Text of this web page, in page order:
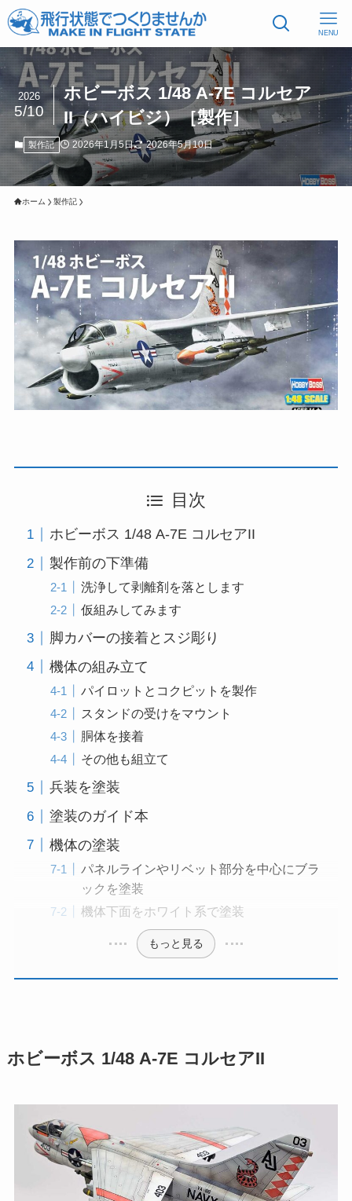
NENU
ホビーボス 1/48 A-7E コルセア
II（ハイビジ）［製作］
2026
5/10
製作記 2026年1月5日 2026年5月10日
ホーム 製作記
目次
ホビーボス 1/48 A-7E コルセアII
製作前の下準備
洗浄して剥離剤を落とします
仮組みしてみます
脚カバーの接着とスジ彫り
機体の組み立て
パイロットとコクピットを製作
スタンドの受けをマウント
胴体を接着
その他も組立て
兵装を塗装
塗装のガイド本
機体の塗装
パネルラインやリベット部分を中心にブラ
ックを塗装
機体下面をホワイト系で塗装
もっと見る
ホビーボス 1/48 A-7E コルセアII